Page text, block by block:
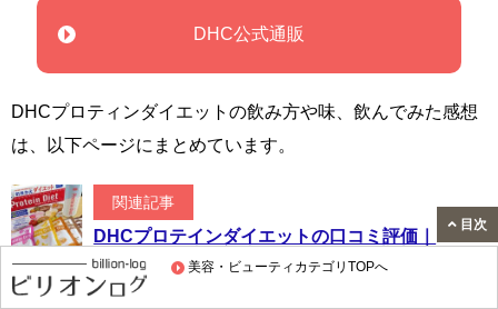
美容・ビューティカテゴリTOPへ
DHC公式通販
DHCプロティンダイエットの飲み方や味、飲んでみた感想
は、以下ページにまとめています。
関連記事
DHCプロテインダイエットの口コミ評価｜
味がおいしくて続けやすい！
目次